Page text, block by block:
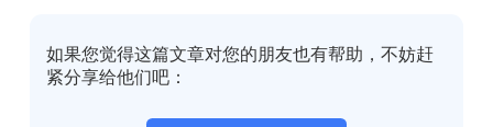
如果您觉得这篇文章对您的朋友也有帮助，不妨赶
紧分享给他们吧：